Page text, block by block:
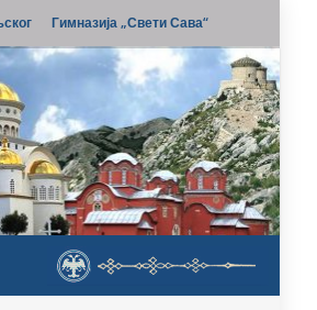
Гимназија „Свети Сава“